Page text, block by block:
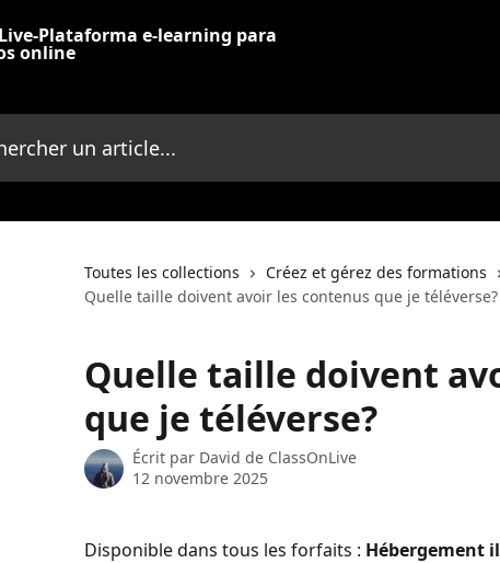
article...
Toutes les collections Créez et gérez des formations
Quelle taille doivent avoir les contenus que je téléverse?
Quelle taille doivent
que je téléverse?
Écrit par David de ClassOnLive
12 novembre 2025
Disponible dans tous les forfaits : Hébergement